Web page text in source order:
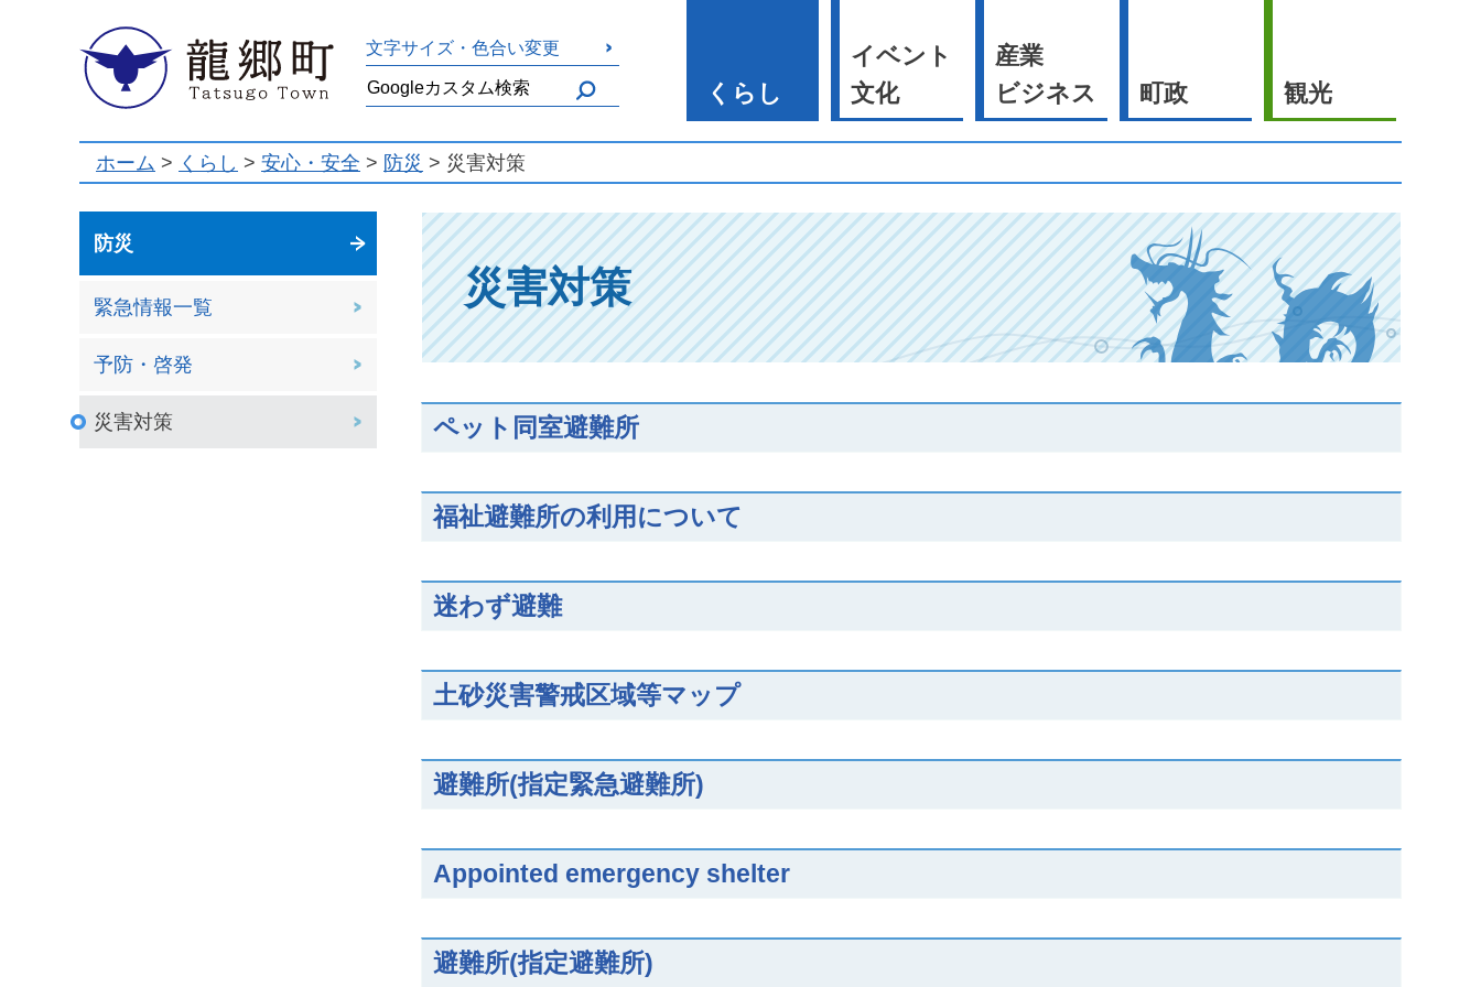
龍郷町 文字サイズ・色合い変更
くらし
イベント
文化
産業
ビジネス
町政 観光
ホーム > くらし > 安心・安全 > 防災 > 災害対策
防災
緊急情報一覧
予防・啓発
災害対策
災害対策
ペット同室避難所
福祉避難所の利用について
迷わず避難
土砂災害警戒区域等マップ
避難所(指定緊急避難所)
Appointed emergency shelter
避難所(指定避難所)